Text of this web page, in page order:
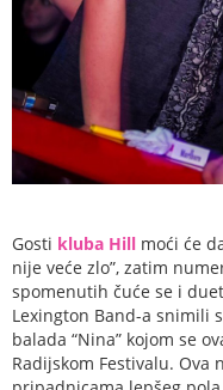
Gosti kluba Hill moći će
nije veće zlo”, zatim
spomenutih čuće se i
Lexington Band-a snimili
balada “Nina” kojom se
Radijskom Festivalu. Ova